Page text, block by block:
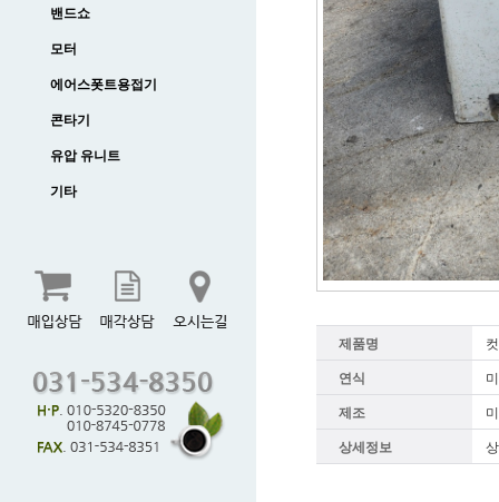
밴드쇼
모터
에어스폿트용접기
콘타기
유압 유니트
기타
제품명
연식
제조
상세정보